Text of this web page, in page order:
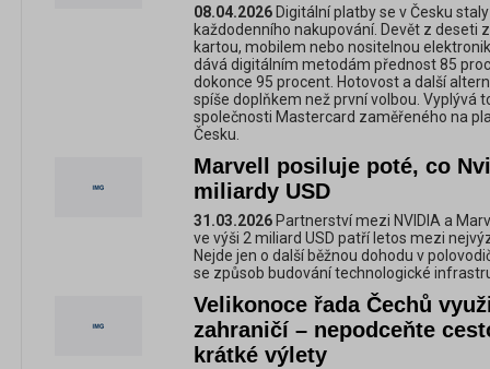
08.04.2026 Digitální platby se v Česku
každodenního nakupování. Devět z deseti
kartou, mobilem nebo nositelnou
dává digitálním metodám přednost 85
dokonce 95 procent. Hotovost a další
spíše doplňkem než první volbou. Vyplývá
společnosti Mastercard zaměřeného na
Česku.
Marvell posiluje poté, co
miliardy USD
31.03.2026 Partnerství mezi NVIDIA a
ve výši 2 miliard USD patří letos mezi
Nejde jen o další běžnou dohodu v
se způsob budování technologické
Velikonoce řada Čechů
zahraničí – nepodceňte
krátké výlety